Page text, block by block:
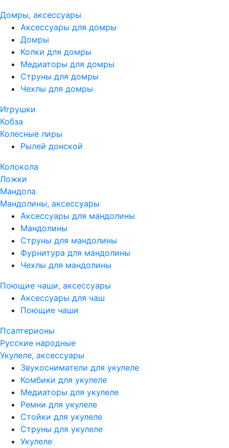
Домры, аксессуары
Аксессуары для домры
Домры
Колки для домры
Медиаторы для домры
Струны для домры
Чехлы для домры
Игрушки
Кобза
Колесные лиры
Рылей донской
Колокола
Ложки
Мандола
Мандолины, аксессуары
Аксессуары для мандолины
Мандолины
Струны для мандолины
Фурнитура для мандолины
Чехлы для мандолины
Поющие чаши, аксессуары
Аксессуары для чаш
Поющие чаши
Псалтерионы
Русские народные
Укулеле, аксессуары
Звукосниматели для укулеле
Комбики для укулеле
Медиаторы для укулеле
Ремни для укулеле
Стойки для укулеле
Струны для укулеле
Укулеле